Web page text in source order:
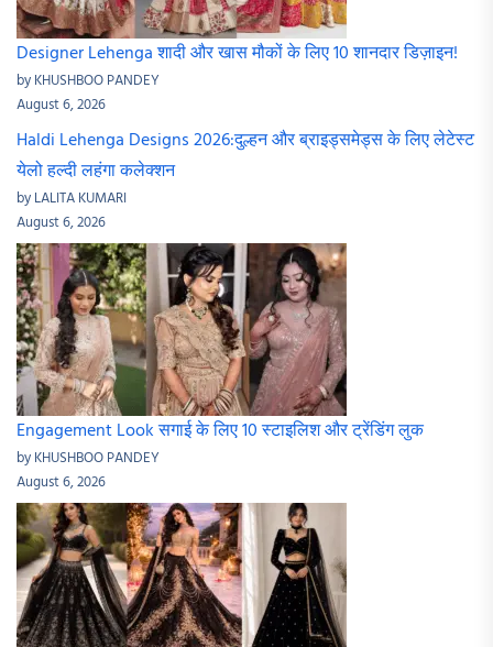
Designer Lehenga शादी और खास मौकों के लिए 10 शानदार डिज़ाइन!
by KHUSHBOO PANDEY
August 6, 2026
Haldi Lehenga Designs 2026:दुल्हन और ब्राइड्समेड्स के लिए लेटेस्ट
येलो हल्दी लहंगा कलेक्शन
by LALITA KUMARI
August 6, 2026
Engagement Look सगाई के लिए 10 स्टाइलिश और ट्रेंडिंग लुक
by KHUSHBOO PANDEY
August 6, 2026